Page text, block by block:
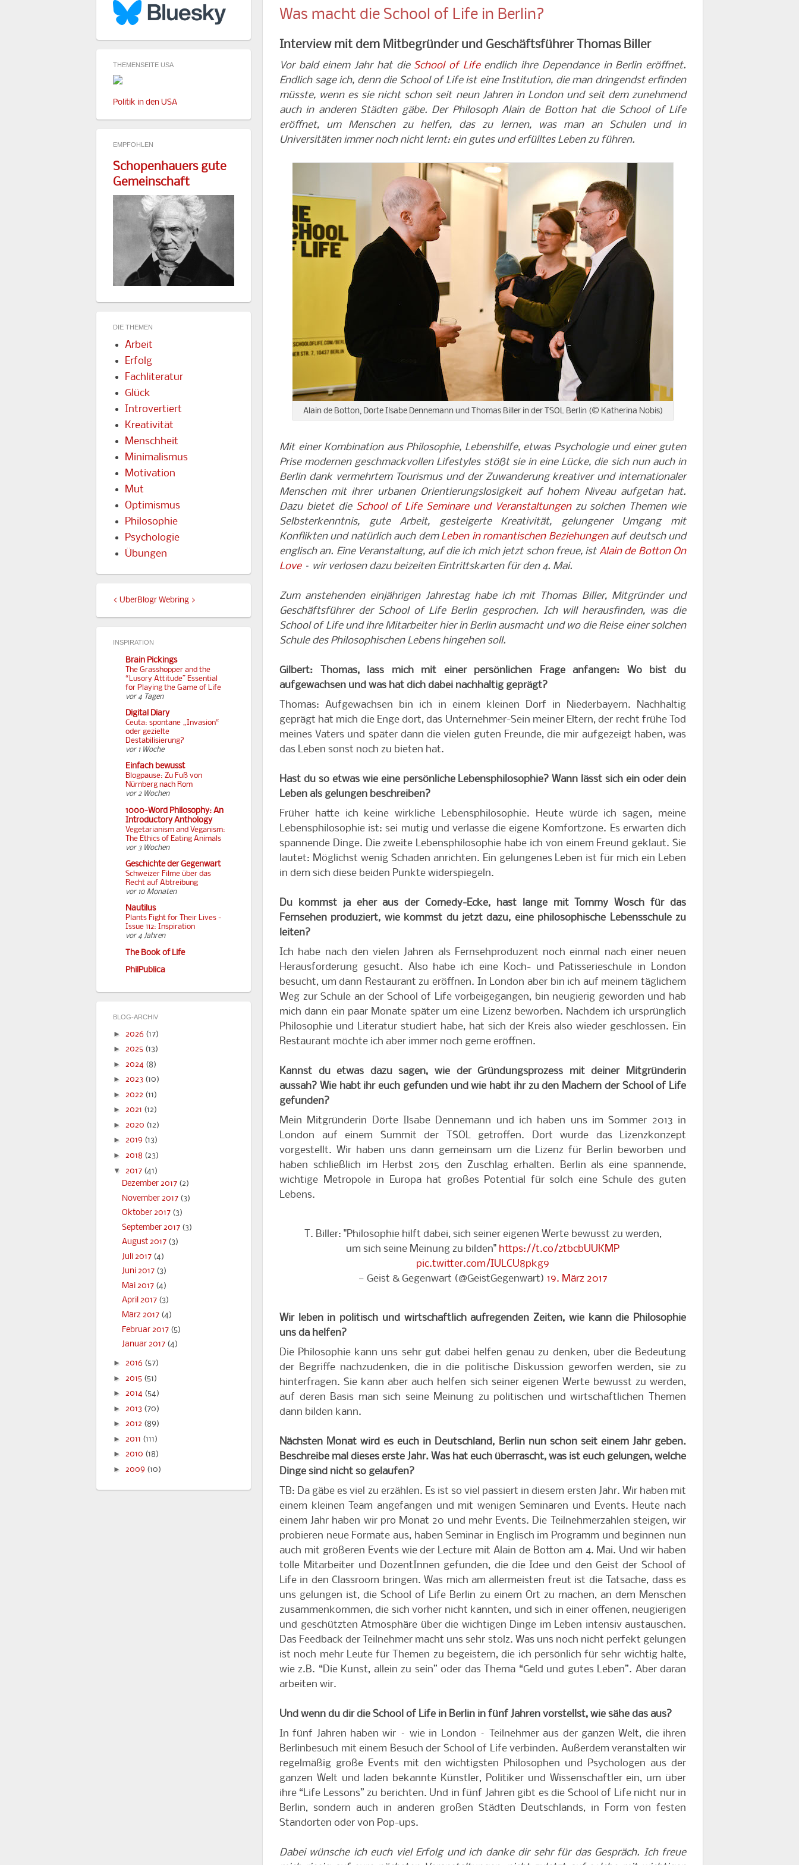
Was macht die School of Life in Berlin?
Interview mit dem Mitbegründer und Geschäftsführer Thomas Biller
Vor bald einem Jahr hat die School of Lifeendlich ihre Dependance in Berlin eröffnet.
Endlich sage ich, denn die School of Life ist eine Institution, die man dringendst erfinden
müsste, wenn es sie nicht schon seit neun Jahren in London und seit dem zunehmend
auch in anderen Städten gäbe. Der Philosoph Alain de Botton hat die School of Life
eröffnet, um Menschen zu helfen, das zu lernen, was man an Schulen und in
Universitäten immer noch nicht lernt: ein gutes und erfülltes Leben zu führen.
Alain de Botton, Dörte Ilsabe Dennemann und Thomas Biller in der TSOL Berlin (© Katherina Nobis)
Mit einer Kombination aus Philosophie, Lebenshilfe, etwas Psychologie und einer guten
Prise modernen geschmackvollen Lifestyles stößt sie in eine Lücke, die sich nun auch in
Berlin dank vermehrtem Tourismus und der Zuwanderung kreativer und internationaler
Menschen mit ihrer urbanen Orientierungslosigkeit auf hohem Niveau aufgetan hat.
Dazu bietet die School of Life Seminare und Veranstaltungenzu solchen Themen wie
Selbsterkenntnis, gute Arbeit, gesteigerte Kreativität, gelungener Umgang mit
Konflikten und natürlich auch dem Leben in romantischen Beziehungenauf deutsch und
englisch an. Eine Veranstaltung, auf die ich mich jetzt schon freue, ist Alain de Botton On
Love– wir verlosen dazu beizeiten Eintrittskarten für den 4. Mai.
Zum anstehenden einjährigen Jahrestag habe ich mit Thomas Biller, Mitgründer und
Geschäftsführer der School of Life Berlin gesprochen. Ich will herausfinden, was die
School of Life und ihre Mitarbeiter hier in Berlin ausmacht und wo die Reise einer solchen
Schule des Philosophischen Lebens hingehen soll.
Gilbert: Thomas, lass mich mit einer persönlichen Frage anfangen: Wo bist du
aufgewachsen und was hat dich dabei nachhaltig geprägt?
Thomas: Aufgewachsen bin ich in einem kleinen Dorf in Niederbayern. Nachhaltig
geprägt hat mich die Enge dort, das Unternehmer-Sein meiner Eltern, der recht frühe Tod
meines Vaters und später dann die vielen guten Freunde, die mir aufgezeigt haben, was
das Leben sonst noch zu bieten hat.
Hast du so etwas wie eine persönliche Lebensphilosophie? Wann lässt sich ein oder dein
Leben als gelungen beschreiben?
Früher hatte ich keine wirkliche Lebensphilosophie. Heute würde ich sagen, meine
Lebensphilosophie ist: sei mutig und verlasse die eigene Komfortzone. Es erwarten dich
spannende Dinge. Die zweite Lebensphilosophie habe ich von einem Freund geklaut. Sie
lautet: Möglichst wenig Schaden anrichten. Ein gelungenes Leben ist für mich ein Leben
in dem sich diese beiden Punkte widerspiegeln.
Du kommst ja eher aus der Comedy-Ecke, hast lange mit Tommy Wosch für das
Fernsehen produziert, wie kommst du jetzt dazu, eine philosophische Lebensschule zu
leiten?
Ich habe nach den vielen Jahren als Fernsehproduzent noch einmal nach einer neuen
Herausforderung gesucht. Also habe ich eine Koch- und Patisserieschule in London
besucht, um dann Restaurant zu eröffnen. In London aber bin ich auf meinem täglichem
Weg zur Schule an der School of Life vorbeigegangen, bin neugierig geworden und hab
mich dann ein paar Monate später um eine Lizenz beworben. Nachdem ich ursprünglich
Philosophie und Literatur studiert habe, hat sich der Kreis also wieder geschlossen. Ein
Restaurant möchte ich aber immer noch gerne eröffnen.
Kannst du etwas dazu sagen, wie der Gründungsprozess mit deiner Mitgründerin
aussah? Wie habt ihr euch gefunden und wie habt ihr zu den Machern der School of Life
gefunden?
Mein Mitgründerin Dörte Ilsabe Dennemann und ich haben uns im Sommer 2013 in
London auf einem Summit der TSOL getroffen. Dort wurde das Lizenzkonzept
vorgestellt. Wir haben uns dann gemeinsam um die Lizenz für Berlin beworben und
haben schließlich im Herbst 2015 den Zuschlag erhalten. Berlin als eine spannende,
wichtige Metropole in Europa hat großes Potential für solch eine Schule des guten
Lebens.
T. Biller: "Philosophie hilft dabei, sich seiner eigenen Werte bewusst zu werden,
um sich seine Meinung zu bilden" https://t.co/ztbcbUUKMP
pic.twitter.com/IULCU8pkg9
— Geist & Gegenwart (@GeistGegenwart) 19. März 2017
Wir leben in politisch und wirtschaftlich aufregenden Zeiten, wie kann die Philosophie
uns da helfen?
Die Philosophie kann uns sehr gut dabei helfen genau zu denken, über die Bedeutung
der Begriffe nachzudenken, die in die politische Diskussion geworfen werden, sie zu
hinterfragen. Sie kann aber auch helfen sich seiner eigenen Werte bewusst zu werden,
auf deren Basis man sich seine Meinung zu politischen und wirtschaftlichen Themen
dann bilden kann.
Nächsten Monat wird es euch in Deutschland, Berlin nun schon seit einem Jahr geben.
Beschreibe mal dieses erste Jahr. Was hat euch überrascht, was ist euch gelungen, welche
Dinge sind nicht so gelaufen?
TB: Da gäbe es viel zu erzählen. Es ist so viel passiert in diesem ersten Jahr. Wir haben mit
einem kleinen Team angefangen und mit wenigen Seminaren und Events. Heute nach
einem Jahr haben wir pro Monat 20 und mehr Events. Die Teilnehmerzahlen steigen, wir
probieren neue Formate aus, haben Seminar in Englisch im Programm und beginnen nun
auch mit größeren Events wie der Lecture mit Alain de Botton am 4. Mai. Und wir haben
tolle Mitarbeiter und DozentInnen gefunden, die die Idee und den Geist der School of
Life in den Classroom bringen. Was mich am allermeisten freut ist die Tatsache, dass es
uns gelungen ist, die School of Life Berlin zu einem Ort zu machen, an dem Menschen
zusammenkommen, die sich vorher nicht kannten, und sich in einer offenen, neugierigen
und geschützten Atmosphäre über die wichtigen Dinge im Leben intensiv austauschen.
Das Feedback der Teilnehmer macht uns sehr stolz. Was uns noch nicht perfekt gelungen
ist noch mehr Leute für Themen zu begeistern, die ich persönlich für sehr wichtig halte,
wie z.B. “Die Kunst, allein zu sein” oder das Thema “Geld und gutes Leben”. Aber daran
arbeiten wir.
Und wenn du dir die School of Life in Berlin in fünf Jahren vorstellst, wie sähe das aus?
In fünf Jahren haben wir – wie in London – Teilnehmer aus der ganzen Welt, die ihren
Berlinbesuch mit einem Besuch der School of Life verbinden. Außerdem veranstalten wir
regelmäßig große Events mit den wichtigsten Philosophen und Psychologen aus der
ganzen Welt und laden bekannte Künstler, Politiker und Wissenschaftler ein, um über
ihre “Life Lessons” zu berichten. Und in fünf Jahren gibt es die School of Life nicht nur in
Berlin, sondern auch in anderen großen Städten Deutschlands, in Form von festen
Standorten oder von Pop-ups.
Dabei wünsche ich euch viel Erfolg und ich danke dir sehr für das Gespräch. Ich freue
THEMENSEITE USA
Politik in den USA
EMPFOHLEN
Schopenhauers gute
Gemeinschaft
DIE THEMEN
Arbeit
Erfolg
Fachliteratur
Glück
Introvertiert
Kreativität
Menschheit
Minimalismus
Motivation
Mut
Optimismus
Philosophie
Psychologie
Übungen
< UberBlogr Webring >
INSPIRATION
Brain Pickings
The Grasshopper and the
“Lusory Attitude” Essential
for Playing the Game of Life
vor 4 Tagen
Digital Diary
Ceuta: spontane „Invasion“
oder gezielte
Destabilisierung?
vor 1 Woche
Einfach bewusst
Blogpause: Zu Fuß von
Nürnberg nach Rom
vor 2 Wochen
1000-Word Philosophy: An
Introductory Anthology
Vegetarianism and Veganism:
The Ethics of Eating Animals
vor 3 Wochen
Geschichte der Gegenwart
Schweizer Filme über das
Recht auf Abtreibung
vor 10 Monaten
Nautilus
Plants Fight for Their Lives -
Issue 112: Inspiration
vor 4 Jahren
The Book of Life
PhilPublica
BLOG-ARCHIV
► 2026 (17)
► 2025 (13)
► 2024 (8)
► 2023 (10)
► 2022 (11)
► 2021 (12)
► 2020 (12)
► 2019 (13)
► 2018 (23)
▼ 2017 (41)
Dezember 2017 (2)
November 2017 (3)
Oktober 2017 (3)
September 2017 (3)
August 2017 (3)
Juli 2017 (4)
Juni 2017 (3)
Mai 2017 (4)
April 2017 (3)
März 2017 (4)
Februar 2017 (5)
Januar 2017 (4)
► 2016 (57)
► 2015 (51)
► 2014 (54)
► 2013 (70)
► 2012 (89)
► 2011 (111)
► 2010 (18)
► 2009 (10)